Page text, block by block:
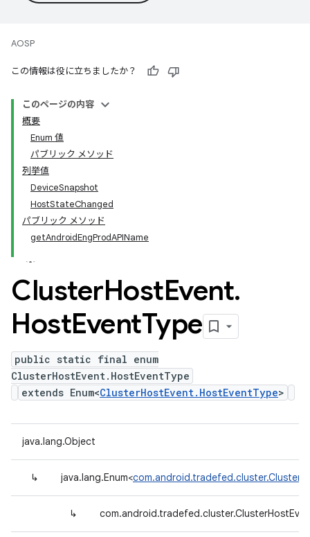
AOSP
この情報は役に立ちましたか？
このページの内容
概要
Enum 値
パブリック メソッド
列挙値
DeviceSnapshot
HostStateChanged
パブリック メソッド
getAndroidEngProdAPIName
ClusterHostEvent.
HostEventType
public static final enum
ClusterHostEvent.HostEventType
extends Enum<ClusterHostEvent.HostEventType>
java.lang.Object
↳ java.lang.Enum<
↳